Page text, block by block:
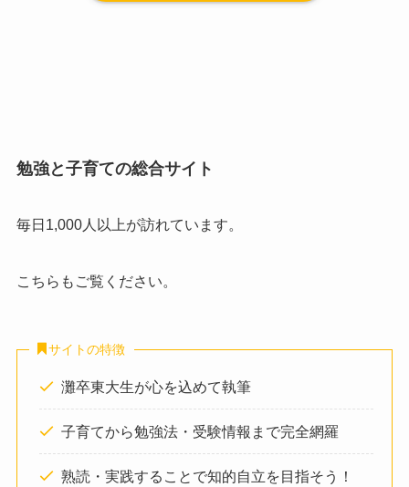
勉強と子育ての総合サイト
毎日1,000人以上が訪れています。
こちらもご覧ください。
サイトの特徴
灘卒東大生が心を込めて執筆
子育てから勉強法・受験情報まで完全網羅
熟読・実践することで知的自立を目指そう！